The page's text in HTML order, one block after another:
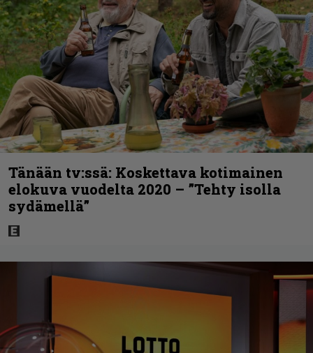
Tänään tv:ssä: Koskettava kotimainen
elokuva vuodelta 2020 – ”Tehty isolla
sydämellä”